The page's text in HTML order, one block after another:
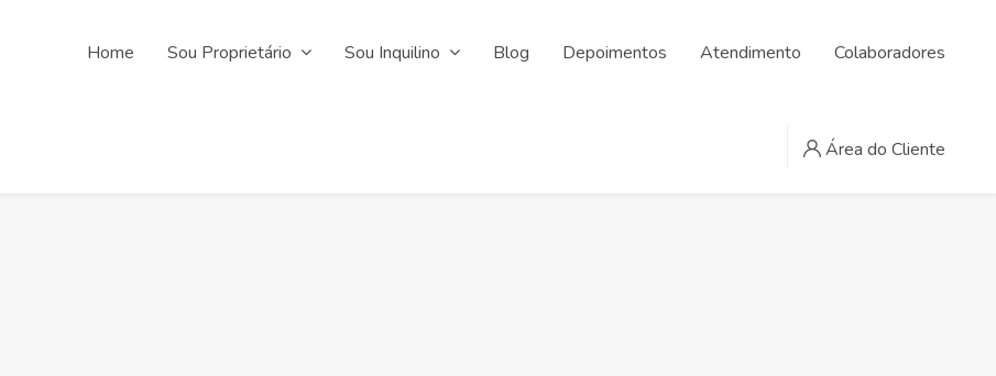
Home Sou Proprietário Sou Inquilino Blog Depoimentos Atendimento Colaboradores
Área do Cliente